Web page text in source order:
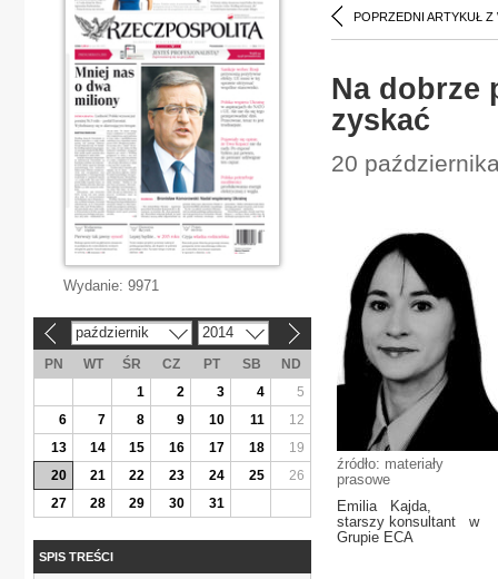
POPRZEDNI ARTYKUŁ Z
Na dobrze
zyskać
20
źródło: materiały
prasowe
Emilia Kajda,
starszy konsultant w
Grupie ECA
Wydanie: 9971
październik 2014
PN WT ŚR CZ PT SB
ND
1
2 3 4
5
6
7 8 9 10 11
12
13
14 15 16 17 18
19
20
21 22 23 24 25
26
27
28 29 30 31
SPIS TREŚCI